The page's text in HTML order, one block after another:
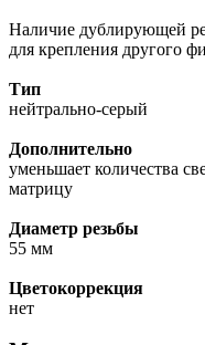
Наличие дублирующей
для крепления другого
Тип
нейтрально-серый
Дополнительно
уменьшает количества
матрицу
Диаметр резьбы
55 мм
Цветокоррекция
нет